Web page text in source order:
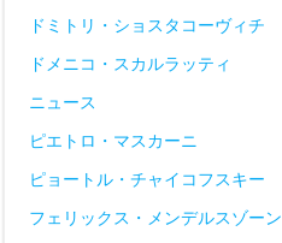
ドミトリ・ショスタコーヴィチ
ドメニコ・スカルラッティ
ニュース
ピエトロ・マスカーニ
ピョートル・チャイコフスキー
フェリックス・メンデルスゾーン